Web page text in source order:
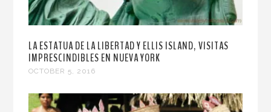
LA ESTATUA DE LA LIBERTAD Y ELLIS ISLAND, VISITAS
IMPRESCINDIBLES EN NUEVA YORK
OCTOBER 5, 2016